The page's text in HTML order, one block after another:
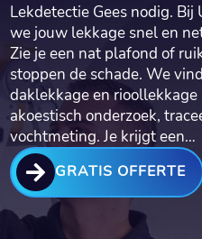
Lekdetectie Gees nodig.​
we jouw lekkage snel en
Zie je een nat plafond of
stoppen de schade.​ We
daklekkage en
akoestisch onderzoek,
vochtmeting.​ Je krijgt een…
 GRATIS OFFERTE